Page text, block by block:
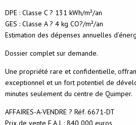
DPE : Classe C ? 131 kWh/m²/an
GES : Classe A ? 4 kg CO?/m²/an
Estimation des dépenses annuelles
Dossier complet sur demande.
Une propriété rare et confidentielle,
exceptionnel et un fort potentiel de
minutes seulement du centre de Quimper.
AFFAIRES-A-VENDRE ? Réf. 6671-DT
Prix de vente F.A.I. : 840 000 euros